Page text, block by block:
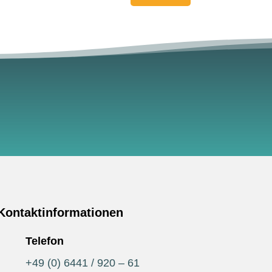
Telefon
+49 (0) 6441 / 920 – 61